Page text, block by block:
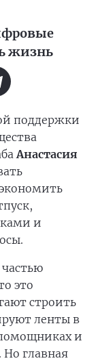
жизнь
поддержки
Анастасия
и
это
строить
ленты в
и
главная